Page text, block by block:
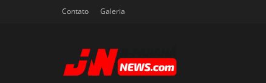
Contato Galeria